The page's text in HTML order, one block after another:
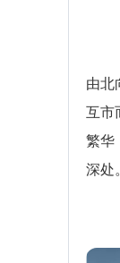
由北
互市
繁华
深处。